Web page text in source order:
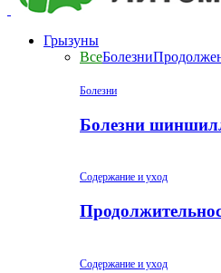
Грызуны
ВсеБолезни
Болезни
Болезни
Содержание и уход
Содержание и уход